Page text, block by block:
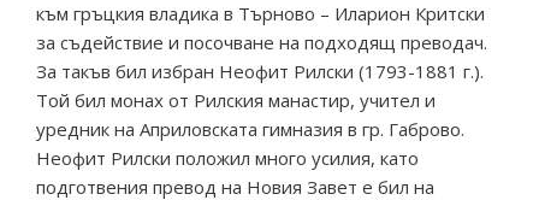
към гръцкия владика в Търново – Иларион Критски
за съдействие и посочване на подходящ преводач.
За такъв бил избран Неофит Рилски (1793-1881 г.).
Той бил монах от Рилския манастир, учител и
уредник на Априловската гимназия в гр. Габрово.
Неофит Рилски положил много усилия, като
подготвения превод на Новия Завет е бил на